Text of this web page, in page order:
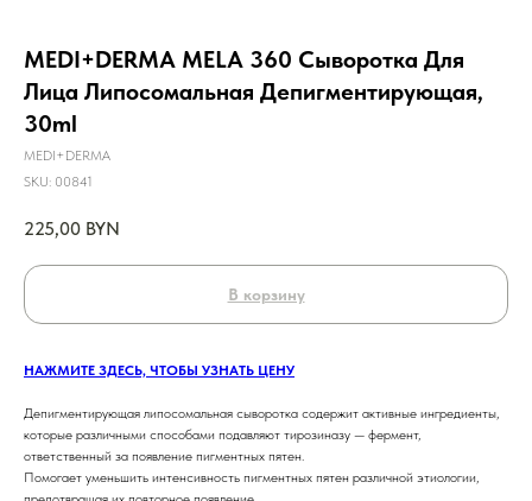
MEDI+DERMA MELA 360 Сыворотка Для
Лица Липосомальная Депигментирующая,
30ml
MEDI+DERMA
SKU: 00841
225,00 BYN
В корзину
НАЖМИТЕ ЗДЕСЬ, ЧТОБЫ УЗНАТЬ ЦЕНУ
Депигментирующая липосомальная сыворотка содержит активные ингредиенты,
которые различными способами подавляют тирозиназу — фермент,
ответственный за появление пигментных пятен.
Помогает уменьшить интенсивность пигментных пятен различной этиологии,